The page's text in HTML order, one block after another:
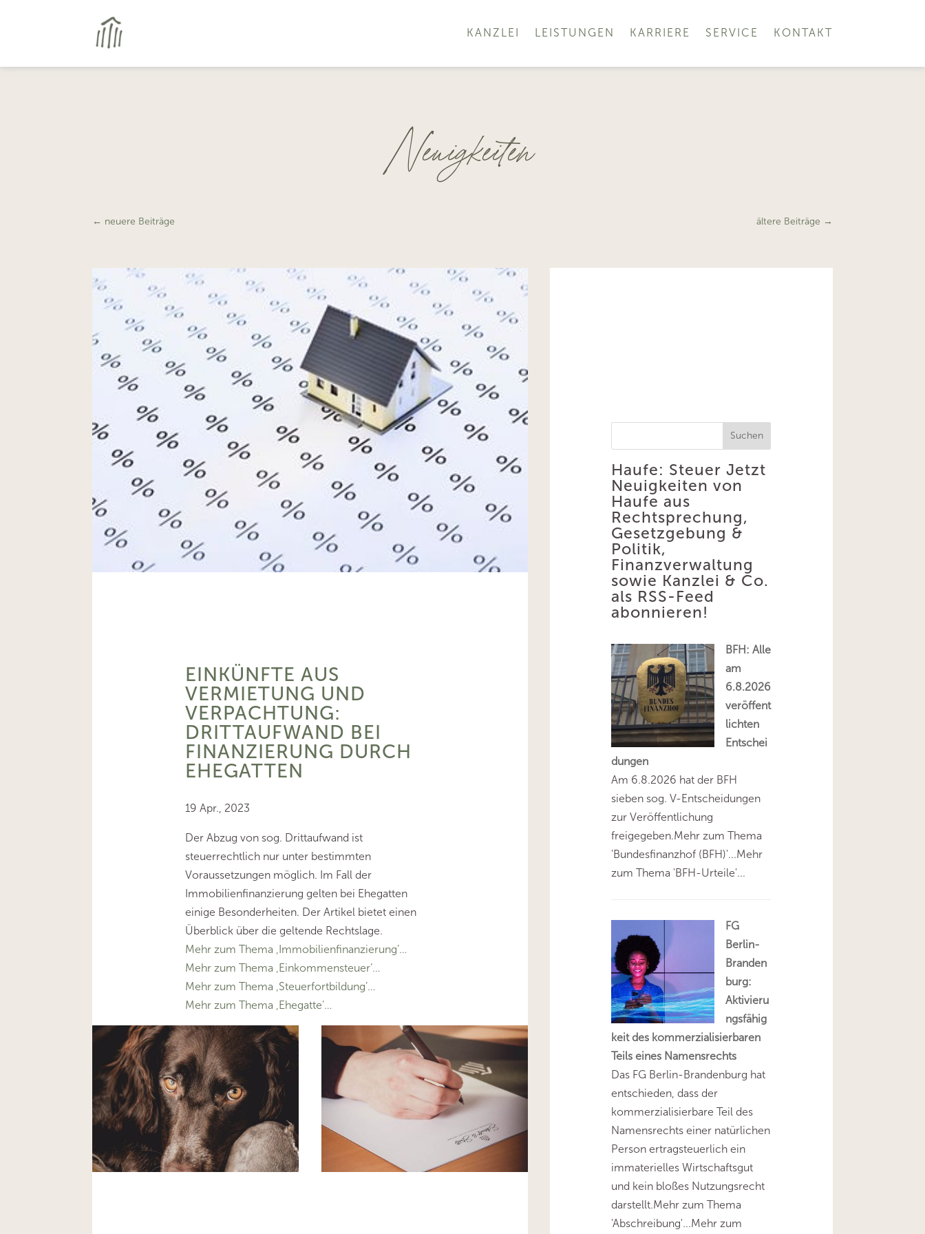
KANZLEI LEISTUNGEN KARRIERE SERVICE KONTAKT
Neuigkeiten
← neuere Beiträge ältere Beiträge →
EINKÜNFTE AUS
VERMIETUNG UND
VERPACHTUNG:
DRITTAUFWAND BEI
FINANZIERUNG DURCH
EHEGATTEN
19 Apr., 2023
Der Abzug von sog. Drittaufwand ist
steuerrechtlich nur unter bestimmten
Voraussetzungen möglich. Im Fall der
Immobilienfinanzierung gelten bei Ehegatten
einige Besonderheiten. Der Artikel bietet einen
Überblick über die geltende Rechtslage.
Mehr zum Thema ‚Immobilienfinanzierung’…
Mehr zum Thema ‚Einkommensteuer’…
Mehr zum Thema ‚Steuerfortbildung’…
Mehr zum Thema ‚Ehegatte’…
Suchen
Haufe: Steuer Jetzt
Neuigkeiten von
Haufe aus
Rechtsprechung,
Gesetzgebung &
Politik,
Finanzverwaltung
sowie Kanzlei & Co.
als RSS-Feed
abonnieren!
BFH: Alle
am
6.8.2026
veröffent
lichten
Entschei
dungen
Am 6.8.2026 hat der BFH
sieben sog. V-Entscheidungen
zur Veröffentlichung
freigegeben.Mehr zum Thema
'Bundesfinanzhof (BFH)'...Mehr
zum Thema 'BFH-Urteile'...
FG
Berlin-
Branden
burg:
Aktivieru
ngsfähig
keit des kommerzialisierbaren
Teils eines Namensrechts
Das FG Berlin-Brandenburg hat
entschieden, dass der
kommerzialisierbare Teil des
Namensrechts einer natürlichen
Person ertragsteuerlich ein
immaterielles Wirtschaftsgut
und kein bloßes Nutzungsrecht
darstellt.Mehr zum Thema
'Abschreibung'...Mehr zum